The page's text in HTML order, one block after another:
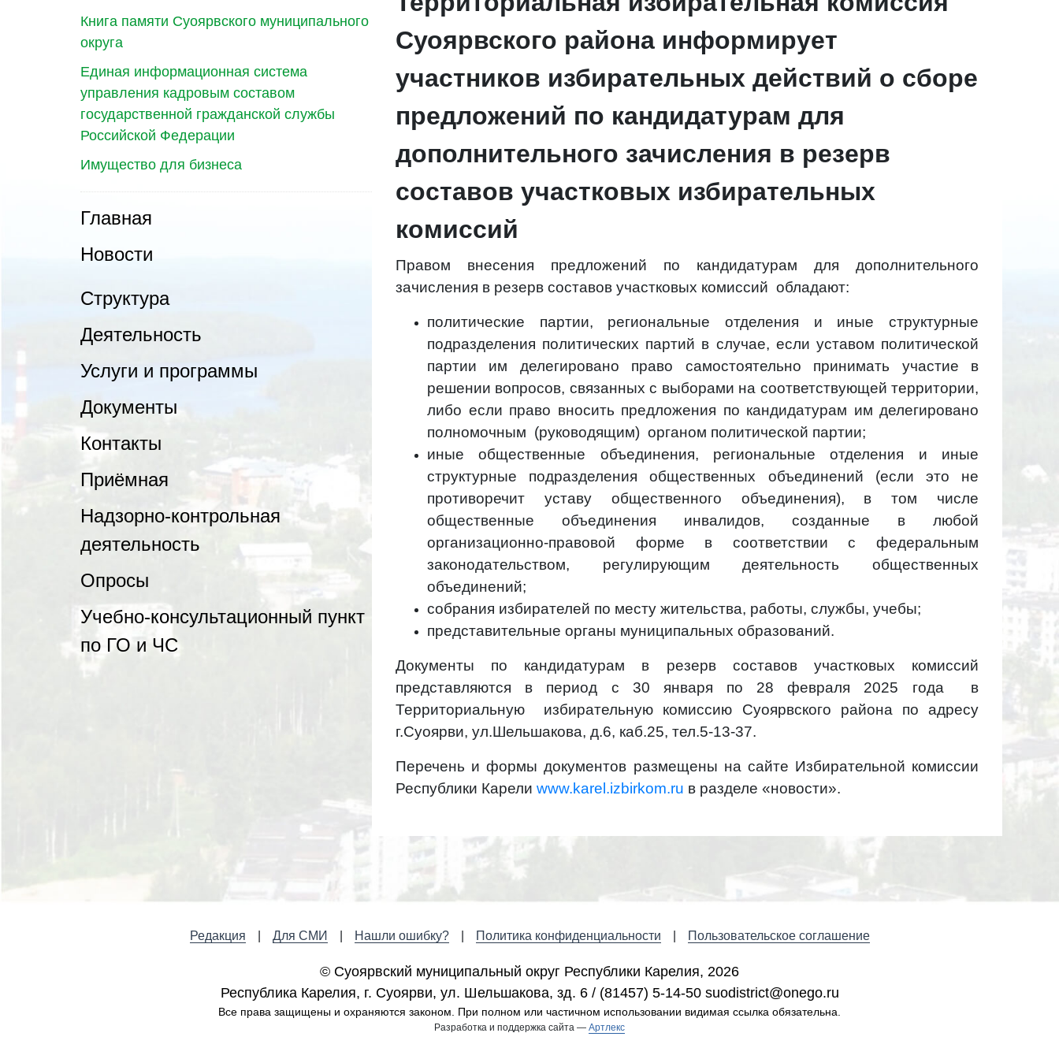
Книга памяти Суоярвского муниципального
округа
Единая информационная система
управления кадровым составом
государственной гражданской службы
Российской Федерации
Имущество для бизнеса
Главная
Новости
Структура
Деятельность
Услуги и программы
Документы
Контакты
Приёмная
Надзорно-контрольная
деятельность
Опросы
Учебно-консультационный пункт
по ГО и ЧС
Суоярвского района информирует
участников избирательных действий о сборе
предложений по кандидатурам для
дополнительного зачисления в резерв
составов участковых избирательных
комиссий
Правом внесения предложений по кандидатурам для дополнительного
зачисления в резерв составов участковых комиссий обладают:
политические партии, региональные отделения и иные структурные
подразделения политических партий в случае, если уставом политической
партии им делегировано право самостоятельно принимать участие в
решении вопросов, связанных с выборами на соответствующей территории,
либо если право вносить предложения по кандидатурам им делегировано
полномочным (руководящим) органом политической партии;
иные общественные объединения, региональные отделения и иные
структурные подразделения общественных объединений (если это не
противоречит уставу общественного объединения), в том числе
общественные объединения инвалидов, созданные в любой
организационно-правовой форме в соответствии с федеральным
законодательством, регулирующим деятельность общественных
объединений;
собрания избирателей по месту жительства, работы, службы, учебы;
представительные органы муниципальных образований.
Документы по кандидатурам в резерв составов участковых комиссий
представляются в период с 30 января по 28 февраля 2025 года в
Территориальную избирательную комиссию Суоярвского района по адресу
г.Суоярви, ул.Шельшакова, д.6, каб.25, тел.5-13-37.
Перечень и формы документов размещены на сайте Избирательной комиссии
Республики Карели www.karel.izbirkom.ru в разделе «новости».
Редакция Для СМИ Нашли ошибку? Политика конфиденциальности Пользовательское соглашение
© Суоярвский муниципальный округ Республики Карелия, 2026
Республика Карелия, г. Cуоярви, ул. Шельшакова, зд. 6 / (81457) 5-14-50 suodistrict@onego.ru
Все права защищены и охраняются законом. При полном или частичном использовании видимая ссылка обязательна.
Разработка и поддержка сайта — Артлекс